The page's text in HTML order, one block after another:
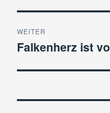
WEITER
Nächster
Falkenherz ist